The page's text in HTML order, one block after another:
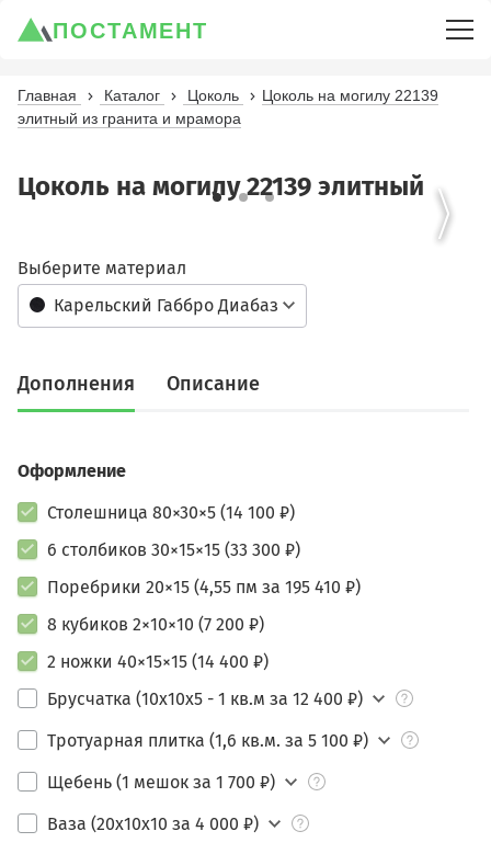
ПОСТАМЕНТ
Главная Каталог Цоколь
Цоколь на могилу 22139
элитный из гранита и мрамора
Цоколь на могилу 22139 элитный
Карельский Габбро Диабаз
Выберите материал
Дополнения Описание
Оформление
Столешница 80×30×5 (14 100 ₽)
6 столбиков 30×15×15 (33 300 ₽)
Поребрики 20×15 (4,55 пм за 195 410 ₽)
8 кубиков 2×10×10 (7 200 ₽)
2 ножки 40×15×15 (14 400 ₽)
Брусчатка (10х10х5 - 1 кв.м за 12 400 ₽)
Тротуарная плитка (1,6 кв.м. за 5 100 ₽)
Щебень (1 мешок за 1 700 ₽)
Ваза (20х10х10 за 4 000 ₽)